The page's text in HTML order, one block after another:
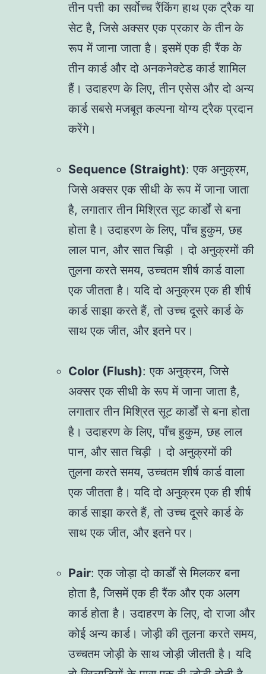
तीन पत्ती का सर्वोच्च रैंकिंग हाथ एक ट्रैक या
सेट है, जिसे अक्सर एक प्रकार के तीन के
रूप में जाना जाता है। इसमें एक ही रैंक के
तीन कार्ड और दो अनकनेक्टेड कार्ड शामिल
हैं। उदाहरण के लिए, तीन एसेस और दो अन्य
कार्ड सबसे मजबूत कल्पना योग्य ट्रैक प्रदान
करेंगे।
Sequence (Straight): एक अनुक्रम,
जिसे अक्सर एक सीधी के रूप में जाना जाता
है, लगातार तीन मिश्रित सूट कार्डों से बना
होता है। उदाहरण के लिए, पाँच हुकुम, छह
लाल पान, और सात चिड़ी । दो अनुक्रमों की
तुलना करते समय, उच्चतम शीर्ष कार्ड वाला
एक जीतता है। यदि दो अनुक्रम एक ही शीर्ष
कार्ड साझा करते हैं, तो उच्च दूसरे कार्ड के
साथ एक जीत, और इतने पर।
Color (Flush): एक अनुक्रम, जिसे
अक्सर एक सीधी के रूप में जाना जाता है,
लगातार तीन मिश्रित सूट कार्डों से बना होता
है। उदाहरण के लिए, पाँच हुकुम, छह लाल
पान, और सात चिड़ी । दो अनुक्रमों की
तुलना करते समय, उच्चतम शीर्ष कार्ड वाला
एक जीतता है। यदि दो अनुक्रम एक ही शीर्ष
कार्ड साझा करते हैं, तो उच्च दूसरे कार्ड के
साथ एक जीत, और इतने पर।
Pair: एक जोड़ा दो कार्डों से मिलकर बना
होता है, जिसमें एक ही रैंक और एक अलग
कार्ड होता है। उदाहरण के लिए, दो राजा और
कोई अन्य कार्ड। जोड़ी की तुलना करते समय,
उच्चतम जोड़ी के साथ जोड़ी जीतती है। यदि